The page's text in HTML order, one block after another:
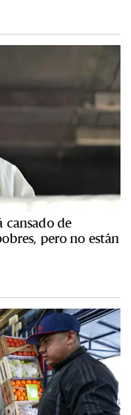
cansado de
pero no están